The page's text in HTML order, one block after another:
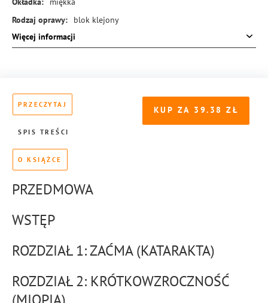
Rodzaj oprawy:
blok klejony
ISBN:
978-83-8455-084-7
Więcej informacji
KUP ZA 39.38
PRZECZYTAJ
SPIS TREŚCI
O KSIĄŻCE
PRZEDMOWA
WSTĘP
ROZDZIAŁ 1: ZAĆMA (KATARAKTA)
ROZDZIAŁ 2: KRÓTKOWZROCZNOŚĆ